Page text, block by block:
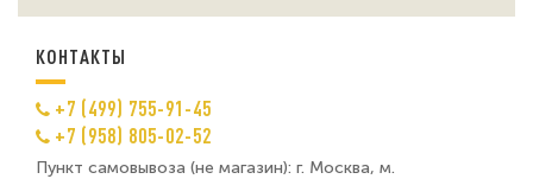
КОНТАКТЫ
+7 (499) 755-91-45
+7 (958) 805-02-52
Пункт самовывоза (не магазин): г. Москва, м.